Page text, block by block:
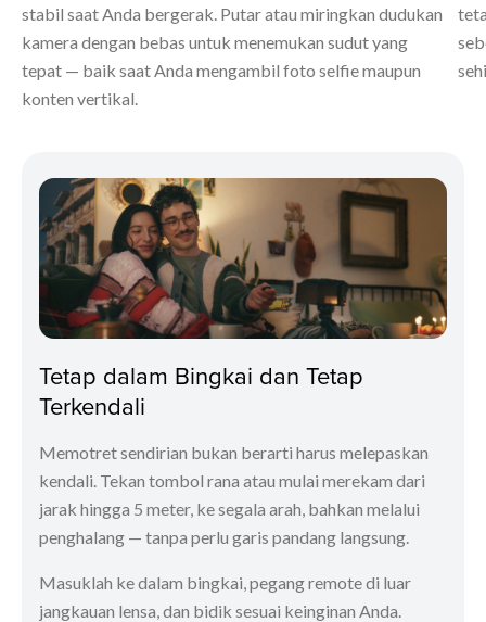
stabil saat Anda bergerak. Putar atau miringkan dudukan
kamera dengan bebas untuk menemukan sudut yang
tepat — baik saat Anda mengambil foto selfie maupun
konten vertikal.
Tetap dalam Bingkai dan Tetap
Terkendali
Memotret sendirian bukan berarti harus melepaskan
kendali. Tekan tombol rana atau mulai merekam dari
jarak hingga 5 meter, ke segala arah, bahkan melalui
penghalang — tanpa perlu garis pandang langsung.
Masuklah ke dalam bingkai, pegang remote di luar
jangkauan lensa, dan bidik sesuai keinginan Anda.